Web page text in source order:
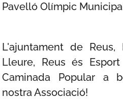
Pavelló Olímpic
L'ajuntament de Reus,
Lleure, Reus és
Caminada Popular a
nostra Associació!